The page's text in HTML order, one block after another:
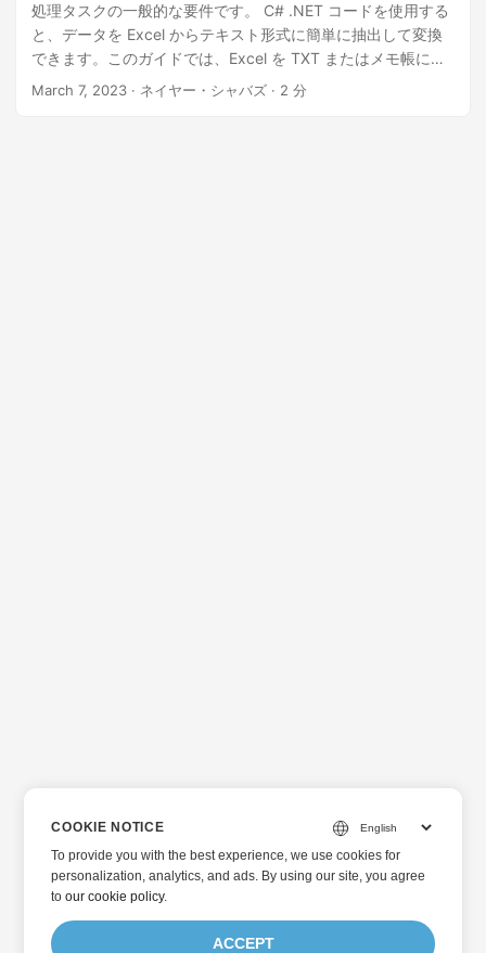
処理タスクの一般的な要件です。 C# .NET コードを使用する
と、データを Excel からテキスト形式に簡単に抽出して変換
できます。このガイドでは、Excel を TXT またはメモ帳に変
換する方法を順を追って説明します。指示に従うことで、数
March 7, 2023 · ネイヤー・シャバズ · 2 分
COOKIE NOTICE
To provide you with the best experience, we use cookies for
personalization, analytics, and ads. By using our site, you agree
toour cookie policy.
ACCEPT